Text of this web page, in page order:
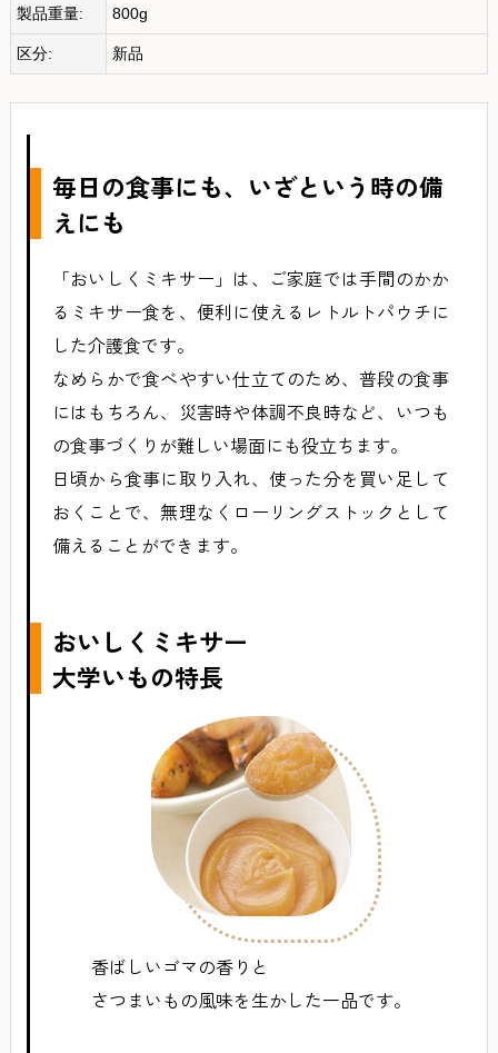
製品重量: 800g
区分: 新品
毎日の食事にも、いざという時の備
えにも
「おいしくミキサー」は、ご家庭では手間のかか
るミキサー食を、便利に使えるレトルトパウチに
した介護食です。
なめらかで食べやすい仕立てのため、普段の食事
にはもちろん、災害時や体調不良時など、いつも
の食事づくりが難しい場面にも役立ちます。
日頃から食事に取り入れ、使った分を買い足して
おくことで、無理なくローリングストックとして
備えることができます。
おいしくミキサー
大学いもの特長
香ばしいゴマの香りと
さつまいもの風味を生かした一品です。